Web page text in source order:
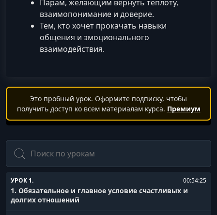
Парам, желающим вернуть теплоту,
взаимопонимание и доверие.
Тем, кто хочет прокачать навыки
общения и эмоционального
взаимодействия.
Это пробный урок. Оформите подписку, чтобы
получить доступ ко всем материалам курса. Премиум
Поиск
УРОК 1. 00:54:25
1. Обязательное и главное условие счастливых и
долгих отношений